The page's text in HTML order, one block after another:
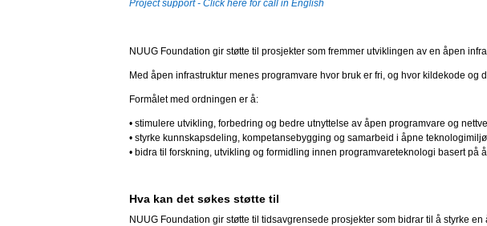
Project support - Click here for call in English
NUUG Foundation gir støtte til prosjekter som fremmer utviklingen av en åpen
Med åpen infrastruktur menes programvare hvor bruk er fri, og hvor kildekode og
Formålet med ordningen er å:
• stimulere utvikling, forbedring og bedre utnyttelse av åpen programvare og
• styrke kunnskapsdeling, kompetansebygging og samarbeid i åpne
• bidra til forskning, utvikling og formidling innen programvareteknologi basert på
Hva kan det søkes støtte til
NUUG Foundation gir støtte til tidsavgrensede prosjekter som bidrar til å styrke